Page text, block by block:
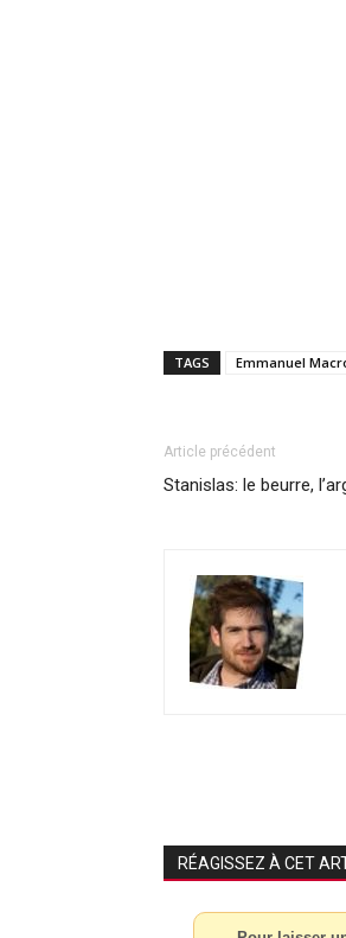
TAGS Emmanuel
Article précédent
Stanislas: le beurre,
RÉAGISSEZ À CET